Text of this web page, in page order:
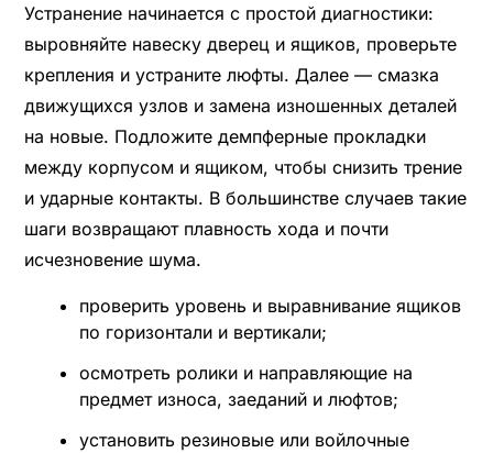
Устранение начинается с простой диагностики:
выровняйте навеску дверец и ящиков, проверьте
крепления и устраните люфты. Далее — смазка
движущихся узлов и замена изношенных деталей
на новые. Подложите демпферные прокладки
между корпусом и ящиком, чтобы снизить трение
и ударные контакты. В большинстве случаев такие
шаги возвращают плавность хода и почти
исчезновение шума.
проверить уровень и выравнивание ящиков
по горизонтали и вертикали;
осмотреть ролики и направляющие на
предмет износа, заеданий и люфтов;
установить резиновые или войлочные